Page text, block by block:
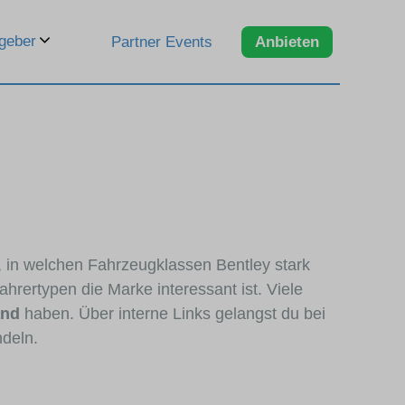
Partner Events Anbieten
welchen Fahrzeugklassen Bentley stark
die Marke interessant ist. Viele
haben. Über interne Links gelangst du bei